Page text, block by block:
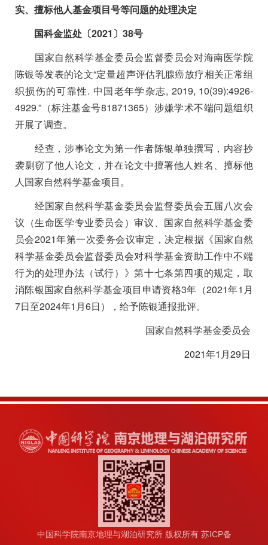
实、擅标他人基金项目号等问题的处理决定
国科金监处〔2021 〕 38号
国家自然科学基金委员会监督委员会对海南医学院
陈银等发表的论文“定量超声评估乳腺癌放疗相关正常组
织损伤的可靠性. 中国老年学杂志, 2019, 10(39):4926-
4929.” （标注基金号81871365）涉嫌学术不端问题组织
开展了调查。
经查，涉事论文为第一作者陈银单独撰写，内容抄
袭剽窃了他人论文，并在论文中擅署他人姓名、擅标他
人国家自然科学基金项目。
经国家自然科学基金委员会监督委员会五届八次会
议（生命医学专业委员会）审议、国家自然科学基金委
员会2021年第一次委务会议审定，决定根据《国家自然
科学基金委员会监督委员会对科学基金资助工作中不端
行为的处理办法（试行）》第十七条第四项的规定，取
消陈银国家自然科学基金项目申请资格3年（2021年1 月
7日至2024年1 月6日），给予陈银通报批评。
国家自然科学基金委员会
2021年1 月29日
中国科学院南京地理与湖泊研究所 版权所有 苏ICP备